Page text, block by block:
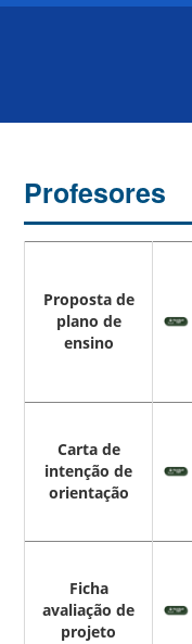
Profesores
Proposta de
plano de
ensino
Carta de
intenção de
orientação
Ficha
avaliação de
projeto